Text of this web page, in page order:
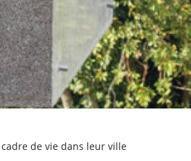
de vie dans leur ville